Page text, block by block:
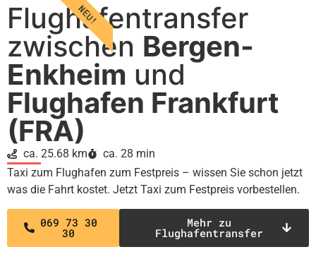
Flughafentransfer
zwischen Bergen-
Enkheim und
Flughafen Frankfurt
(FRA)
ca. 25.68 km
ca. 28 min
Taxi zum Flughafen zum Festpreis – wissen Sie schon jetzt
was die Fahrt kostet. Jetzt Taxi zum Festpreis vorbestellen.
069 73 30
30
Mehr zu
Flughafentransfer
NEU!